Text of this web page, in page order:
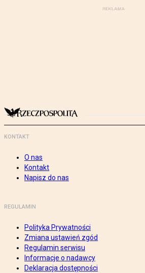
KONTAKT
O nas
Kontakt
Napisz do nas
REGULAMIN
Polityka Prywatności
Zmiana ustawień zgód
Regulamin serwisu
Informacje o nadawcy
Deklaracja dostępności